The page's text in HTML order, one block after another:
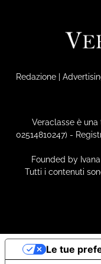
Redazione|
Veraclasse è una
02514810247) -
Founded by
Tutti i contenuti
Le tue